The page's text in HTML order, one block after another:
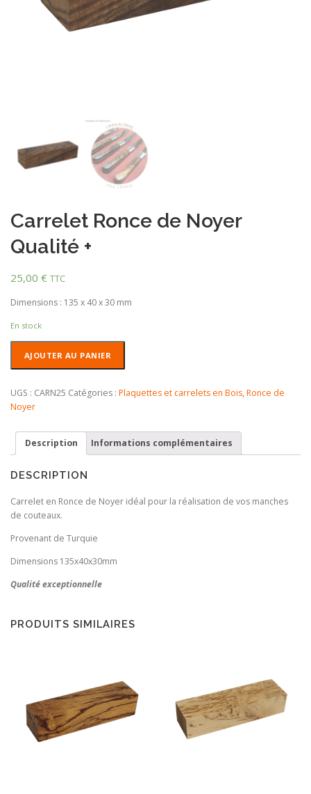
Carrelet Ronce de Noyer
Qualité +
25,00 € TTC
Dimensions : 135 x 40 x 30 mm
En stock
Ronce
de
Qualité
AJOUTER AU PANIER
UGS : CARN25 Catégories : Plaquettes et carrelets en Bois, Ronce de
Noyer
Description Informations complémentaires
DESCRIPTION
Carrelet en Ronce de Noyer idéal pour la réalisation de vos manches
de couteaux.
Provenant de Turquie
Dimensions 135x40x30mm
Qualité exceptionnelle
PRODUITS SIMILAIRES